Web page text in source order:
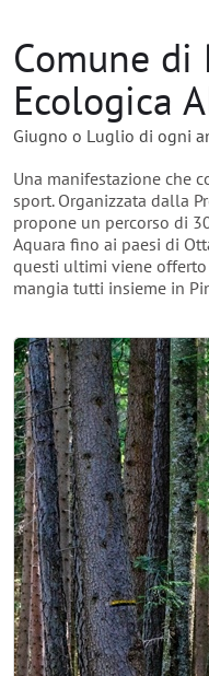
Comune di
Ecologica
Giugno o Luglio di ogni
Una manifestazione che
sport. Organizzata dalla
propone un percorso di
Aquara fino ai paesi di
questi ultimi viene offerto
mangia tutti insieme in